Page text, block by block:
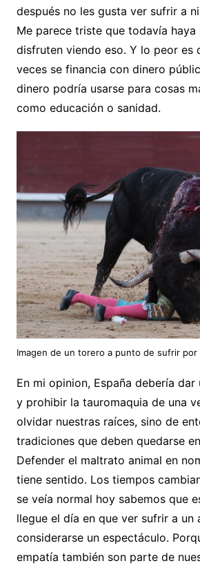
después no les gusta ver sufrir a
Me parece triste que todavía haya
disfruten viendo eso. Y lo peor es
veces se financia con dinero
dinero podría usarse para cosas
como educación o sanidad.
Imagen de un torero a punto de sufrir
En mi opinion, España debería
y prohibir la tauromaquia de una
olvidar nuestras raíces, sino de
tradiciones que deben quedarse
Defender el maltrato animal en
tiene sentido. Los tiempos
se veía normal hoy sabemos que
llegue el día en que ver sufrir a un
considerarse un espectáculo.
empatía también son parte de